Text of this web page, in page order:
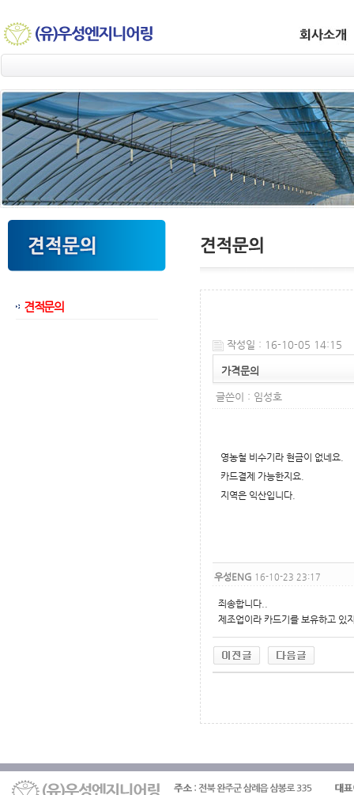
견적문의
작성일 : 16-10-05 14:15
가격문의
글쓴이 : 임성호
영농철 비수기라 현금이 없네요.
카드결제 가능한지요.
지역은 익산입니다.
우성ENG 16-10-23 23:17
죄송합니다..
제조업이라 카드기를 보유하고 있